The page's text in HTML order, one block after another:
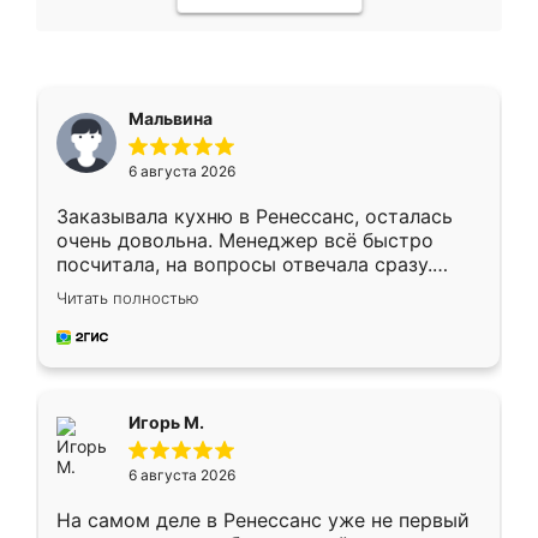
Мальвина
6 августа 2026
Заказывала кухню в Ренессанс, осталась
очень довольна. Менеджер всё быстро
посчитала, на вопросы отвечала сразу.
Замерщик приехал в субботу, подошёл к
делу со всей ответственностью. Собрали
за день, ребята работали аккуратно, даже
Читать полностью
Игорь М.
6 августа 2026
На самом деле в Ренессанс уже не первый